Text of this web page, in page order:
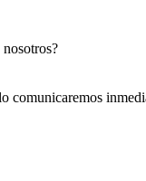
comunicaremos